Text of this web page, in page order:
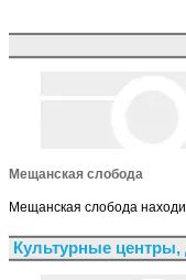
Мещанская слобода
Мещанская слобода
Культурные центры,